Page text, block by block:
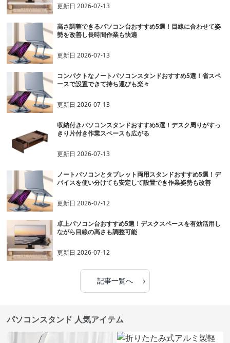
更新日2026-07-13
高さ調整できるパソコン台おすすめ5選！目線に合わせて姿
勢を改善し長時間作業も快適
更新日2026-07-13
コンパクトなノートパソコンスタンドおすすめ5選！省スペ
ースで設置できて持ち運びも楽々
更新日2026-07-13
収納付きパソコンスタンドおすすめ5選！デスク周りがすっ
きり片付き作業スペースも広がる
更新日2026-07-13
ノートパソコンとタブレット両用スタンドおすすめ5選！デ
バイスを使い分けても安定して設置でき作業姿勢も改善
更新日2026-07-12
卓上パソコン台おすすめ5選！デスクスペースを有効活用し
ながら目線の高さも調整可能
更新日2026-07-12
記事一覧へ ›
パソコンスタンド 人気アイテム